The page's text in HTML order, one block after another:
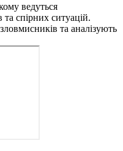
ведуться
та спірних ситуацій.
та аналізують